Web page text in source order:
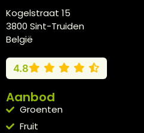
Kogelstraat 15
3800 Sint-Truiden
België
4.8
Aanbod
Groenten
Fruit